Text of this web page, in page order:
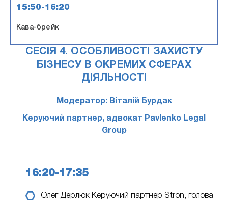
15:50-16:20
Кава-брейк
СЕСІЯ 4. ОСОБЛИВОСТІ ЗАХИСТУ
БІЗНЕСУ В ОКРЕМИХ СФЕРАХ
ДІЯЛЬНОСТІ
Модератор: Віталій Бурдак
Керуючий партнер, адвокат Pavlenko Legal
Group
16:20-17:35
Олег Дерлюк Керуючий партнер Stron, голова